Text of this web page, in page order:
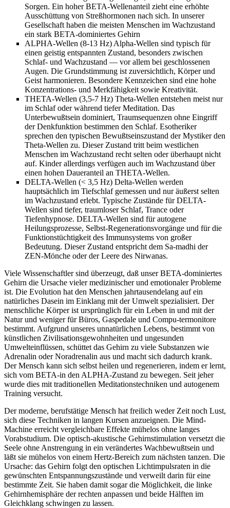
Sorgen. Ein hoher BETA-Wellenanteil zieht eine erhöhte
Ausschüttung von Streßhormonen nach sich. In unserer
Gesellschaft haben die meisten Menschen im Wachzustand
ein stark BETA-dominiertes Gehirn
ALPHA-Wellen (8-13 Hz) Alpha-Wellen sind typisch für
einen geistig entspannten Zustand, besonders zwischen
Schlaf- und Wachzustand — vor allem bei geschlossenen
Augen. Die Grundstimmung ist zuversichtlich, Körper und
Geist harmonieren. Besondere Kennzeichen sind eine hohe
Konzentrations- und Merkfähigkeit sowie Kreativität.
THETA-Wellen (3,5-7 Hz) Theta-Wellen entstehen meist nur
im Schlaf oder während tiefer Meditation. Das
Unterbewußtsein dominiert, Traumsequenzen ohne Eingriff
der Denkfunktion bestimmen den Schlaf. Esotheriker
sprechen den typischen Bewußtseinszustand der Mystiker den
Theta-Wellen zu. Dieser Zustand tritt beim westlichen
Menschen im Wachzustand recht selten oder überhaupt nicht
auf. Kinder allerdings verfügen auch im Wachzustand über
einen hohen Daueranteil an THETA-Wellen.
DELTA-Wellen (< 3,5 Hz) Delta-Wellen werden
hauptsächlich im Tiefschlaf gemessen und nur äußerst selten
im Wachzustand erlebt. Typische Zustände für DELTA-
Wellen sind tiefer, traumloser Schlaf, Trance oder
Tiefenhypnose. DELTA-Wellen sind für autogene
Heilungsprozesse, Selbst-Regenerationsvorgänge und für die
Funktionstüchtigkeit des Immunsystems von großer
Bedeutung. Dieser Zustand entspricht dem Sa-madhi der
ZEN-Mönche oder der Leere des Nirwanas.
Viele Wissenschaftler sind überzeugt, daß unser BETA-dominiertes
Gehirn die Ursache vieler medizinischer und emotionaler Probleme
ist. Die Evolution hat den Menschen jahrtausendelang auf ein
natürliches Dasein im Einklang mit der Umwelt spezialisiert. Der
menschliche Körper ist ursprünglich für ein Leben in und mit der
Natur und weniger für Büros, Gaspedale und Compu-termonitore
bestimmt. Aufgrund unseres unnatürlichen Lebens, bestimmt von
künstlichen Zivilisationsgewohnheiten und ungesunden
Umwelteinflüssen, schüttet das Gehirn zu viele Substanzen wie
Adrenalin oder Noradrenalin aus und macht sich dadurch krank.
Der Mensch kann sich selbst heilen und regenerieren, indem er lernt,
sich vom BETA-in den ALPHA-Zustand zu bewegen. Seit jeher
wurde dies mit traditionellen Meditationstechniken und autogenem
Training versucht.
Der moderne, berufstätige Mensch hat freilich weder Zeit noch Lust,
sich diese Techniken in langen Kursen anzueignen. Die Mind-
Machine erreicht vergleichbare Effekte mühelos ohne langes
Vorabstudium. Die optisch-akustische Gehirnstimulation versetzt die
Seele ohne Anstrengung in ein verändertes Wachbewußtsein und
läßt sie mühelos von einem Hertz-Bereich zum nächsten tanzen. Die
Ursache: das Gehirn folgt den optischen Lichtimpulsraten in die
gewünschten Entspannungszustände und verweilt darin für eine
bestimmte Zeit. Sie haben damit sogar die Möglichkeit, die linke
Gehirnhemisphäre der rechten anpassen und beide Hälften im
Gleichklang schwingen zu lassen.